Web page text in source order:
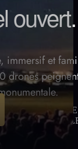
PLACES
ouvert.
immersif et
drones